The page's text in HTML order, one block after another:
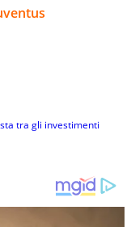
tra gli investimenti